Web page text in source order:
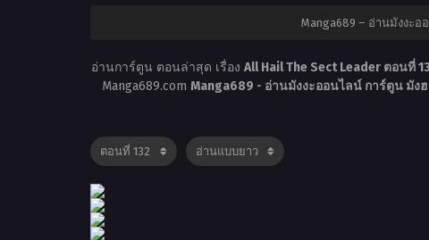
Manga689 – อ่านมังงะ
อ่านการ์ตูน ตอนล่าสุด เรื่อง All Hail The Sect Leader ตอนที่
Manga689.com Manga689 - อ่านมังงะออนไลน์ การ์ตูน มัง